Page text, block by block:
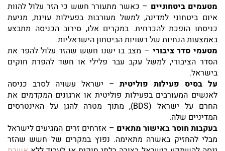
מטעמים ביטחוניים – כאשר מתעורר חשש כי הזר עלול להוות
איום ביטחוני למדינה, למשל מעורבות בפעילות עוינת, מניעת
כניסתו הופכת להכרחית. במקרים אלו, סירוב הכניסה מתבצע
באמצעות הנחיות של רשויות הביטחון הישראליות.
מטעמי סדר ציבורי – מצב בו ישנו חשש שהזר עלול להפר את
הסדר הציבורי, למשל עקב עבר פלילי או חשד להפרת חוקים
בישראל.
על בסיס פעילות פוליטית– ישראל עשויה לסרב כניסה
לאנשים המעורבים בפעילות פוליטית או ארגונים המקדמים את
החרם על ישראל (BDS), מתוך מטרה להגן על האינטרסים
המדיניים שלה.
בעקבות חוסר באישור מתאים – אזרחים זרים המגיעים לישראל
מבלי להחזיק באשרה מתאימה. נפוץ במקרים של חשש שהזר